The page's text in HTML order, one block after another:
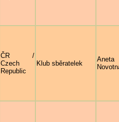
ČR /
Czech
Republic
Klub sběratelek
Aneta